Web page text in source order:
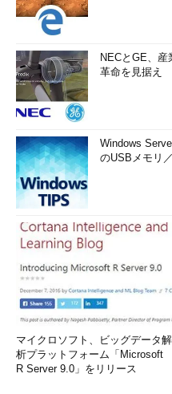
NECとGE、
革命を見据え
Windows
のUSBメモリ
マイクロソフト、ビッグデータ解
析プラットフォーム「Microsoft
R Server 9.0」をリリース